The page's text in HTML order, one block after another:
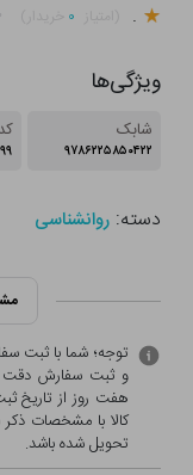
. ۰
ویژگی‌ها
شابک
۹۷۸۶۲۲۵۸۵۰۴۲۲
دسته:روانشناسی
توجه؛ شما با ثبت
و ثبت سفارش دقت
هفت روز از تاریخ
کالا با مشخصات
تحویل شده باشد.